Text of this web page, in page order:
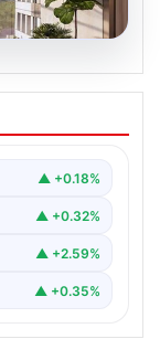
▲ +0.18%
▲ +0.32%
▲ +2.59%
▲ +0.35%